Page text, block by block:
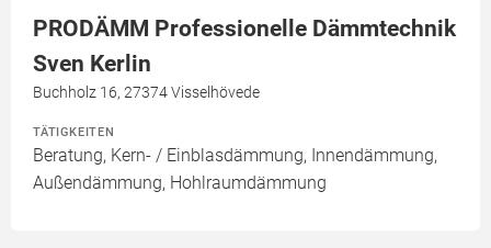
PRODÄMM Professionelle Dämmtechnik
Sven Kerlin
Buchholz 16, 27374 Visselhövede
TÄTIGKEITEN
Beratung, Kern- / Einblasdämmung, Innendämmung,
Außendämmung, Hohlraumdämmung